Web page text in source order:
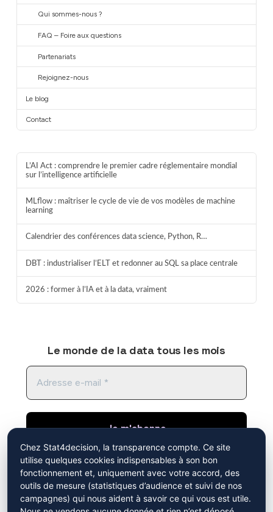
Qui sommes-nous ?
FAQ – Foire aux questions
Partenariats
Rejoignez-nous
Le blog
Contact
L’AI Act : comprendre le premier cadre réglementaire mondial
sur l’intelligence artificielle
MLflow : maîtriser le cycle de vie de vos modèles de machine
learning
Calendrier des conférences data science, Python, R…
DBT : industrialiser l’ELT et redonner au SQL sa place centrale
2026 : former à l’IA et à la data, vraiment
Le monde de la data tous les mois
En cliquant sur "je m'abonne", vous acceptez de
recevoir notre newsletter. Vous avez pris
connaissance de notrepolitique de
confidentialité
Mistral AI
Chez Stat4decision, la transparence compte. Ce site
utilise quelques cookies indispensables à son bon
fonctionnement et, uniquement avec votre accord, des
outils de mesure (statistiques d’audience et suivi de nos
campagnes) qui nous aident à savoir ce qui vous est utile.